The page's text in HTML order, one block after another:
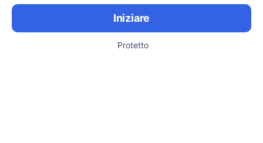
Iniziare
Protetto